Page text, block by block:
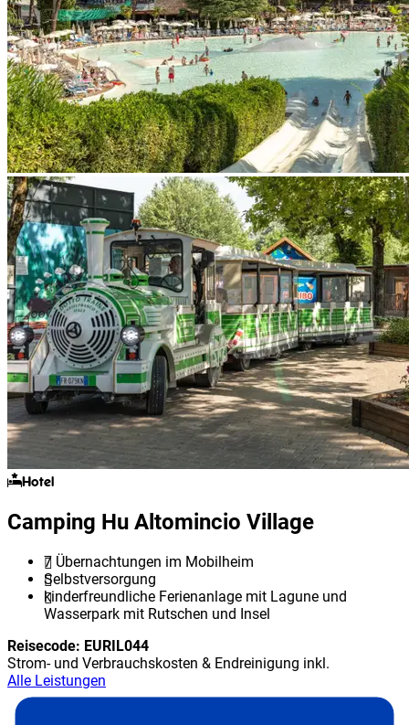
Hotel
Camping Hu Altomincio Village
7 Übernachtungen im Mobilheim
Selbstversorgung
kinderfreundliche Ferienanlage mit Lagune und
Wasserpark mit Rutschen und Insel
Reisecode: EURIL044
Strom- und Verbrauchskosten & Endreinigung inkl.
Alle Leistungen